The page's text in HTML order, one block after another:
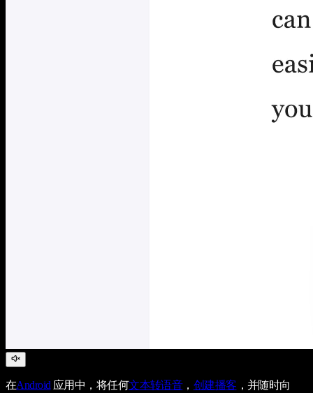
在Android 应用中，将任何文本转语音， 创建播客 ，并随时向